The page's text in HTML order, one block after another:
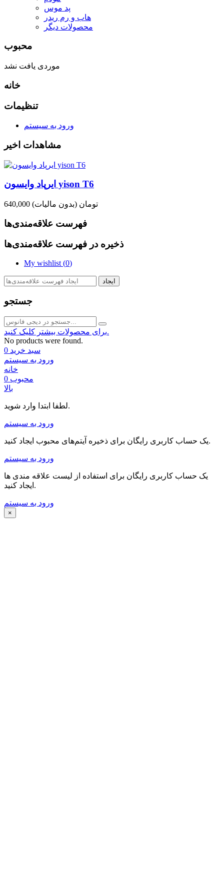
پد موس
هاب و رم ریدر
محصولات دیگر
محبوب
موردی یافت نشد
خانه
تنظیمات
ورود به سیستم
مشاهدات اخیر
ایرپاد وایسون yison T6
640,000 تومان (بدون مالیات)
فهرست علاقه‌مندی‌ها
ذخیره در فهرست علاقه‌مندی‌ها
My wishlist (0)
ایجاد
جستجو
برای محصولات بیشتر کلیک کنید.
No products were found.
سبد خرید 0
ورود به سیستم
خانه
محبوب 0
بالا
لطفا ابتدا وارد شوید.
ورود به سیستم
یک حساب کاربری رایگان برای ذخیره آیتم‌های محبوب ایجاد کنید.
ورود به سیستم
یک حساب کاربری رایگان برای استفاده از لیست علاقه مندی ها
ایجاد کنید.
ورود به سیستم
×